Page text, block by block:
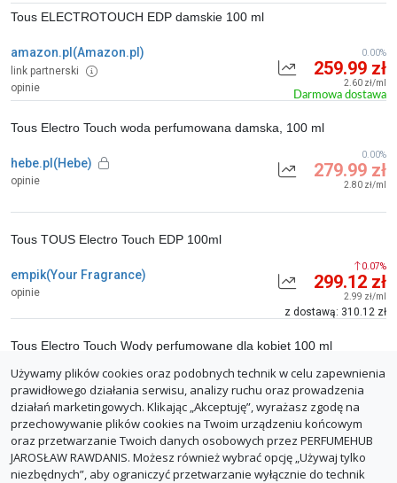
amazon.pl(Amazon.pl)
link partnerski
opinie
Tous ELECTROTOUCH EDP damskie 100 ml
259.99 zł
2.60 zł/ml
Darmowa dostawa
0.00%
hebe.pl(Hebe)
opinie
Tous Electro Touch woda perfumowana damska, 100 ml
279.99 zł
2.80 zł/ml
0.00%
empik(Your Fragrance)
opinie
Tous TOUS Electro Touch EDP 100ml
299.12 zł
2.99 zł/ml
z dostawą: 310.12 zł
0.07%
aelia.pl
opinie
Tous Electro Touch Wody perfumowane dla kobiet 100 ml
439.00 zł
Darmowa dostawa
0.00%
ZGŁOŚ BŁĄD
Używamy plików cookies oraz podobnych technik w celu zapewnienia
prawidłowego działania serwisu, analizy ruchu oraz prowadzenia
działań marketingowych. Klikając „Akceptuję”, wyrażasz zgodę na
przechowywanie plików cookies na Twoim urządzeniu końcowym
oraz przetwarzanie Twoich danych osobowych przez PERFUMEHUB
JAROSŁAW RAWDANIS. Możesz również wybrać opcję „Używaj tylko
niezbędnych”, aby ograniczyć przetwarzanie wyłącznie do technik